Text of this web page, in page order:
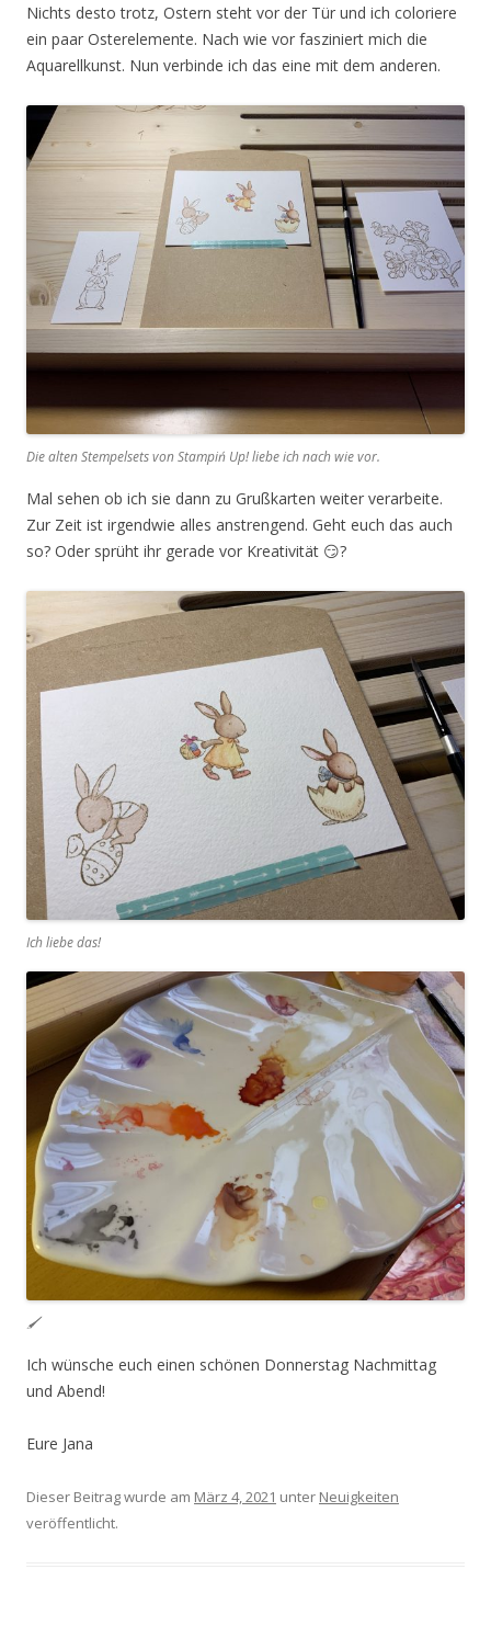
Nichts desto trotz, Ostern steht vor der Tür und ich coloriere
ein paar Osterelemente. Nach wie vor fasziniert mich die
Aquarellkunst. Nun verbinde ich das eine mit dem anderen.
Die alten Stempelsets von Stampiń Up! liebe ich nach wie vor.
Mal sehen ob ich sie dann zu Grußkarten weiter verarbeite.
Zur Zeit ist irgendwie alles anstrengend. Geht euch das auch
so? Oder sprüht ihr gerade vor Kreativität 😏?
Ich liebe das!
🖌
Ich wünsche euch einen schönen Donnerstag Nachmittag
und Abend!
Eure Jana
Dieser Beitrag wurde am März 4, 2021 unter Neuigkeiten
veröffentlicht.